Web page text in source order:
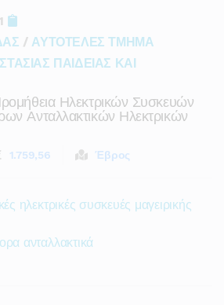
/ ΑΥΤΟΤΕΛΕΣ ΤΜΗΜΑ
ΠΑΙΔΕΙΑΣ ΚΑΙ
Ηλεκτρικών Συσκευών
Ανταλλακτικών Ηλεκτρικών
1.759,56 Έβρος
ηλεκτρικές συσκευές μαγειρικής
ανταλλακτικά